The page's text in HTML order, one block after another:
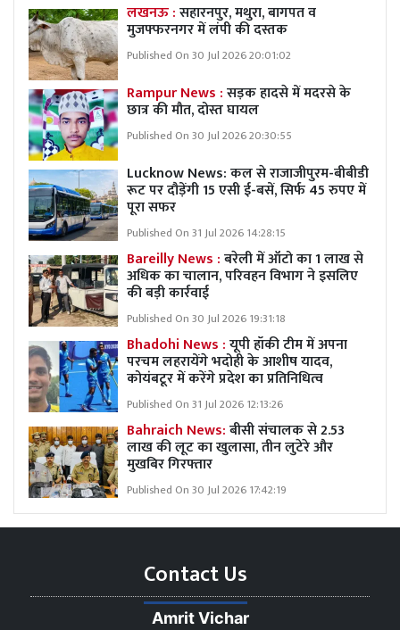
लखनऊ :सहारनपुर, मथुरा, बागपत व
मुजफ्फरनगर में लंपी की दस्तक
Published On 30 Jul 2026 20:01:02
Rampur News :सड़क हादसे में मदरसे के
छात्र की मौत, दोस्त घायल
Published On 30 Jul 2026 20:30:55
Lucknow News:कल से राजाजीपुरम-बीबीडी
रूट पर दौड़ेंगी 15 एसी ई-बसें, सिर्फ 45 रुपए में
पूरा सफर
Published On 31 Jul 2026 14:28:15
Bareilly News :बरेली में ऑटो का 1 लाख से
अधिक का चालान, परिवहन विभाग ने इसलिए
की बड़ी कार्रवाई
Published On 30 Jul 2026 19:31:18
Bhadohi News :यूपी हॉकी टीम में अपना
परचम लहरायेंगे भदोही के आशीष यादव,
कोयंबटूर में करेंगे प्रदेश का प्रतिनिधित्व
Published On 31 Jul 2026 12:13:26
Bahraich News:बीसी संचालक से 2.53
लाख की लूट का खुलासा, तीन लुटेरे और
मुखबिर गिरफ्तार
Published On 30 Jul 2026 17:42:19
Contact Us
Amrit Vichar